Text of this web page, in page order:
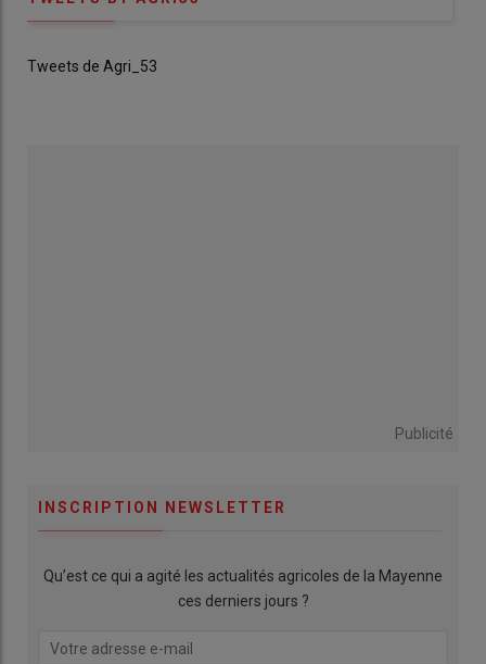
Tweets de Agri_53
Publicité
INSCRIPTION NEWSLETTER
Qu’est ce qui a agité les actualités agricoles de la Mayenne
ces derniers jours ?